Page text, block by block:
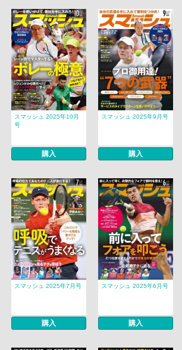
スマッシュ 2025年10月
号
購入
スマッシュ 2025年9月号
購入
スマッシュ 2025年7月号
購入
スマッシュ 2025年6月号
購入